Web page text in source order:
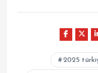
2025